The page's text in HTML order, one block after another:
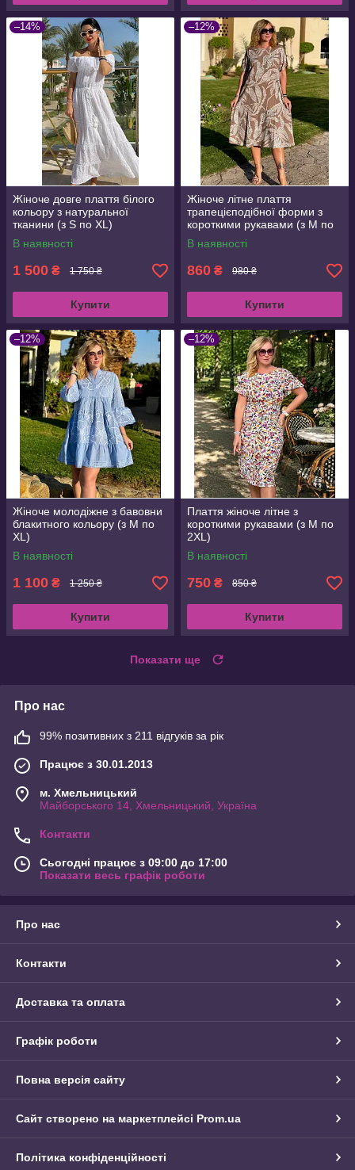
–14%
Жіноче довге плаття білого
кольору з натуральної
тканини (з S по XL)
В наявності
1 500 ₴ 1 750 ₴
Купити
–12%
Жіноче літне плаття
трапецієподібної форми з
короткими рукавами (з M по
3XL)
В наявності
860 ₴ 980 ₴
Купити
–12%
Жіноче молодіжне з бавовни
блакитного кольору (з M по
XL)
В наявності
1 100 ₴ 1 250 ₴
Купити
–12%
Плаття жіноче літне з
короткими рукавами (з M по
2XL)
В наявності
750 ₴ 850 ₴
Купити
Показати ще
Про нас
99% позитивних з 211 відгуків за рік
Працює з 30.01.2013
м. Хмельницький
Майборського 14, Хмельницький, Україна
Контакти
Сьогодні працює з 09:00 до 17:00
Показати весь графік роботи
Про нас
Контакти
Доставка та оплата
Графік роботи
Повна версія сайту
Сайт створено на маркетплейсі Prom.ua
Політика конфіденційності